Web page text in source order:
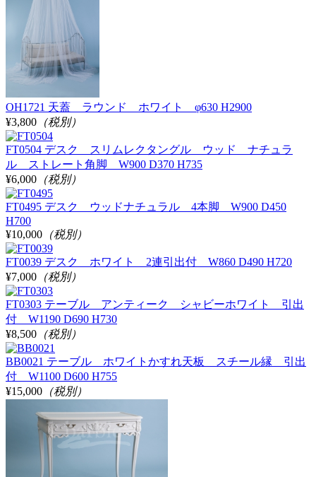
OH1721 天蓋 ラウンド ホワイト φ630 H2900
¥3,800 （税別）
FT0504 デスク スリムレクタングル ウッド ナチュラ
ル ストレート角脚 W900 D370 H735
¥6,000 （税別）
FT0495 デスク ウッドナチュラル 4本脚 W900 D450
H700
¥10,000 （税別）
FT0039 デスク ホワイト 2連引出付 W860 D490 H720
¥7,000 （税別）
FT0303 テーブル アンティーク シャビーホワイト 引出
付 W1190 D690 H730
¥8,500 （税別）
BB0021 テーブル ホワイトかすれ天板 スチール縁 引出
付 W1100 D600 H755
¥15,000 （税別）